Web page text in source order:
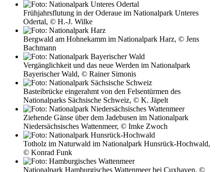
Frühjahrsflutung in der Oderaue im Nationalpark Unteres
Odertal, © H.-J. Wilke
Bergwald am Hohnekamm im Nationalpark Harz, © Jens
Bachmann
Vergänglichkeit und das neue Werden im Nationalpark
Bayerischer Wald, © Rainer Simonis
Basteibrücke eingerahmt von den Felsentürmen des
Nationalparks Sächsische Schweiz, © K. Jäpelt
Ziehende Gänse über dem Jadebusen im Nationalpark
Niedersächsisches Wattenmeer, © Imke Zwoch
Totholz im Naturwald im Nationalpark Hunsrück-Hochwald,
© Konrad Funk
Nationalpark Hamburgisches Wattenmeer bei Cuxhaven, ©